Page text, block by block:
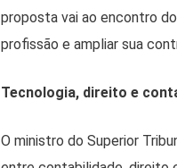
proposta vai ao encontro
profissão e ampliar sua
Tecnologia, direito e
O ministro do Superior